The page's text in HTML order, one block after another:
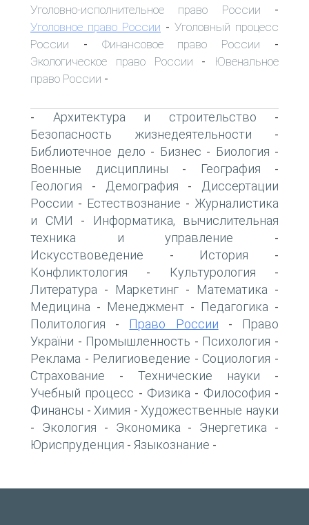
Уголовно-исполнительное право России -
Уголовное право России - Уголовный процесс
России - Финансовое право России -
Экологическое право России -
Ювенальное
право России -
- Архитектура и строительство -
Безопасность жизнедеятельности -
Библиотечное дело - Бизнес - Биология -
Военные дисциплины - География -
Геология - Демография -
Диссертации
России - Естествознание - Журналистика
и СМИ -
Информатика, вычислительная
техника и управление -
Искусствоведение - История -
Конфликтология - Культурология -
Литература - Маркетинг - Математика -
Медицина - Менеджмент - Педагогика -
Политология - Право России -
Право
України - Промышленность - Психология -
Реклама - Религиоведение - Социология -
Страхование - Технические науки -
Учебный процесс - Физика - Философия -
Финансы - Химия - Художественные науки
- Экология - Экономика - Энергетика -
Юриспруденция - Языкознание -